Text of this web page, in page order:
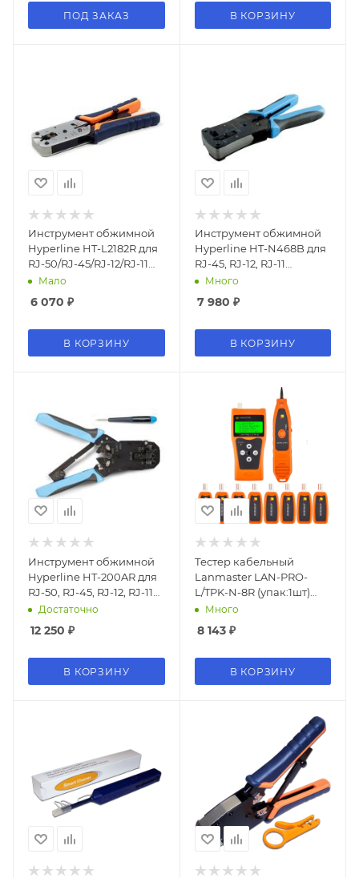
ПОД ЗАКАЗ В КОРЗИНУ
Инструмент обжимной
Hyperline HT-L2182R для
RJ-50/RJ-45/RJ-12/RJ-11
(упак:1шт) синий/
Мало
6 070 ₽
В КОРЗИНУ
Инструмент обжимной
Hyperline HT-N468B для
RJ-45, RJ-12, RJ-11
(упак:1шт) черный/
Много
7 980 ₽
В КОРЗИНУ
Инструмент обжимной
Hyperline HT-200AR для
RJ-50, RJ-45, RJ-12, RJ-11
(упак:1шт) черный/
Достаточно
12 250 ₽
В КОРЗИНУ
Тестер кабельный
Lanmaster LAN-PRO-
L/TPK-N-8R (упак:1шт)
оранжевый
Много
8 143₽
В КОРЗИНУ